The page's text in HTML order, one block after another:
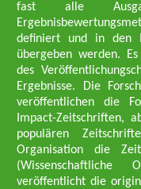
fast alle
definiert und in den
übergeben werden.
des
Ergebnisse. Die
veröffentlichen die
Impact-Zeitschriften,
populären
Organisation die
(Wissenschaftliche
veröffentlicht die